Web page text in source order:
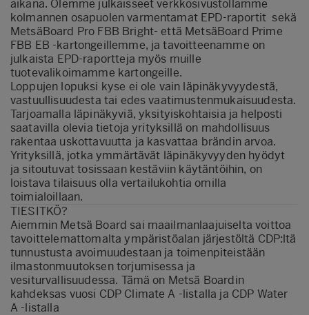
aikana. Olemme julkaisseet verkkosivustollamme
kolmannen osapuolen varmentamat EPD-raportit sekä
MetsäBoard Pro FBB Bright- että MetsäBoard Prime
FBB EB -kartongeillemme, ja tavoitteenamme on
julkaista EPD-raportteja myös muille
tuotevalikoimamme kartongeille.
Loppujen lopuksi kyse ei ole vain läpinäkyvyydestä,
vastuullisuudesta tai edes vaatimustenmukaisuudesta.
Tarjoamalla läpinäkyviä, yksityiskohtaisia ja helposti
saatavilla olevia tietoja yrityksillä on mahdollisuus
rakentaa uskottavuutta ja kasvattaa brändin arvoa.
Yrityksillä, jotka ymmärtävät läpinäkyvyyden hyödyt
ja sitoutuvat tosissaan kestäviin käytäntöihin, on
loistava tilaisuus olla vertailukohtia omilla
toimialoillaan.
TIESITKÖ?
Aiemmin Metsä Board sai maailmanlaajuiselta voittoa
tavoittelemattomalta ympäristöalan järjestöltä CDP:ltä
tunnustusta avoimuudestaan ja toimenpiteistään
ilmastonmuutoksen torjumisessa ja
vesiturvallisuudessa. Tämä on Metsä Boardin
kahdeksas vuosi CDP Climate A -listalla ja CDP Water
A -listalla